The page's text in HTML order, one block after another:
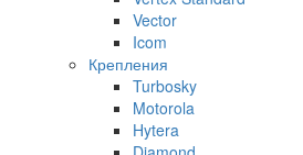
Vector
Icom
Крепления
Turbosky
Motorola
Hytera